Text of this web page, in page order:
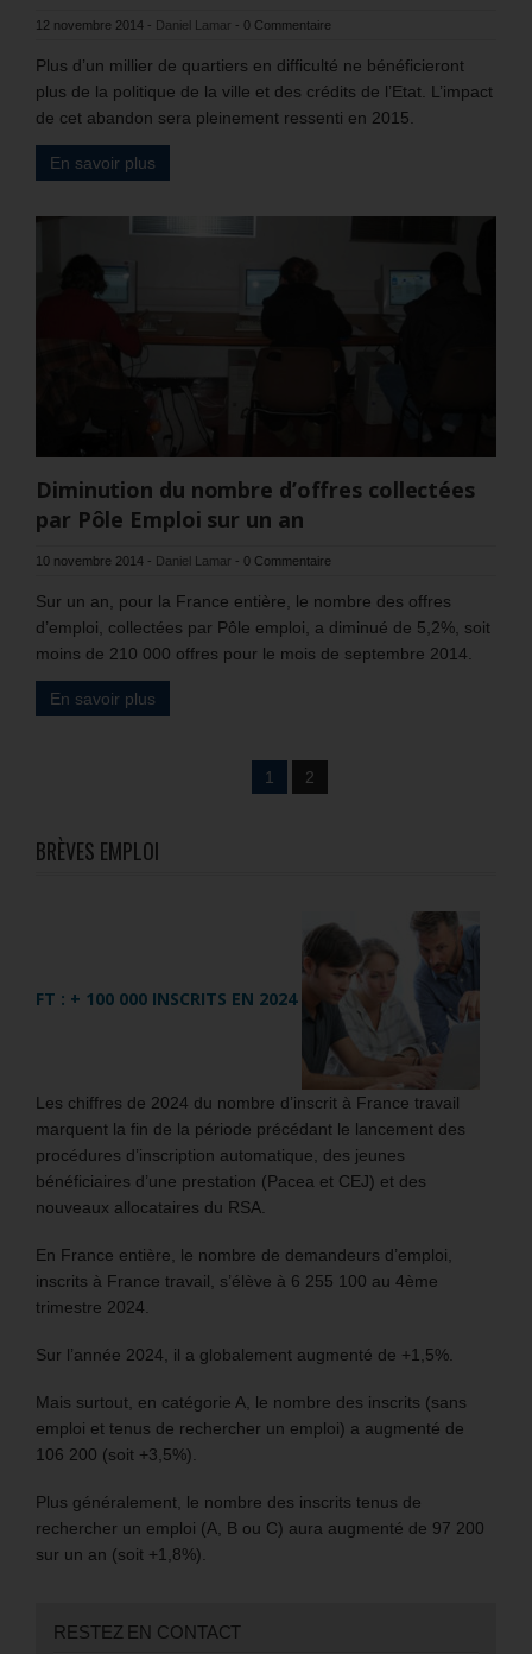
12 novembre 2014 - Daniel Lamar - 0 Commentaire
Plus d’un millier de quartiers en difficulté ne bénéficieront
plus de la politique de la ville et des crédits de l’Etat. L’impact
de cet abandon sera pleinement ressenti en 2015.
En savoir plus
Diminution du nombre d’offres collectées
par Pôle Emploi sur un an
10 novembre 2014 - Daniel Lamar - 0 Commentaire
Sur un an, pour la France entière, le nombre des offres
d’emploi, collectées par Pôle emploi, a diminué de 5,2%, soit
moins de 210 000 offres pour le mois de septembre 2014.
En savoir plus
1 2
BRÈVES EMPLOI
FT : + 100 000 INSCRITS EN 2024
Les chiffres de 2024 du nombre d’inscrit à France travail
marquent la fin de la période précédant le lancement des
procédures d’inscription automatique, des jeunes
bénéficiaires d’une prestation (Pacea et CEJ) et des
nouveaux allocataires du RSA.
En France entière, le nombre de demandeurs d’emploi,
inscrits à France travail, s’élève à 6 255 100 au 4ème
trimestre 2024.
Sur l’année 2024, il a globalement augmenté de +1,5%.
Mais surtout, en catégorie A, le nombre des inscrits (sans
emploi et tenus de rechercher un emploi) a augmenté de
106 200 (soit +3,5%).
Plus généralement, le nombre des inscrits tenus de
rechercher un emploi (A, B ou C) aura augmenté de 97 200
sur un an (soit +1,8%).
RESTEZ EN CONTACT